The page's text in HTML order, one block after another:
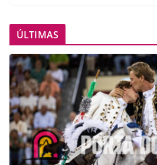
ÚLTIMAS